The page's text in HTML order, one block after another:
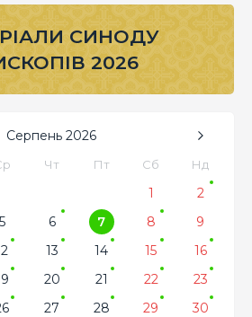
СИНОДУ
2026
Серпень 2026
Чт Пт Сб Нд
1
2
5 6 7 8
9
13 14 15
16
20 21 22
23
27 28 29
30